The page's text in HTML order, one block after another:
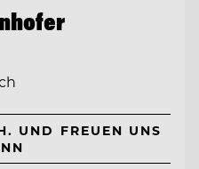
UND FREUEN UNS